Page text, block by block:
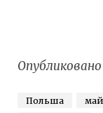
Польша